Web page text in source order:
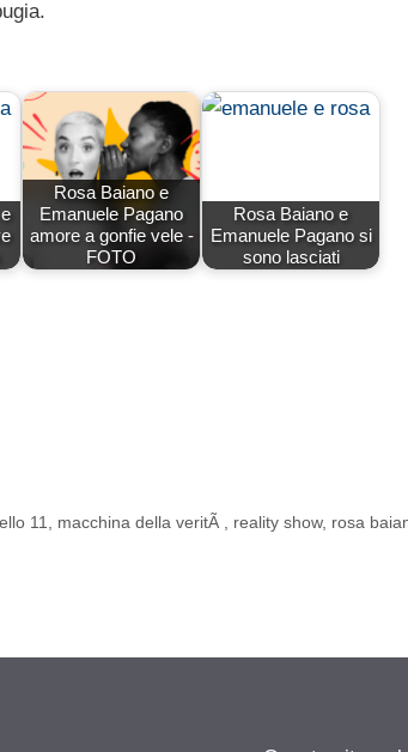
Rosa Baiano e
Emanuele Pagano
amore a gonfie vele -
FOTO
Rosa Baiano e
Emanuele Pagano si
sono lasciati
11, macchina della veritÃ , reality show, rosa